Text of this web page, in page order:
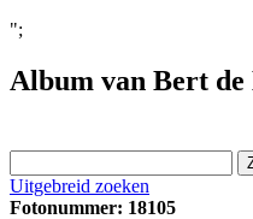
";
Album van Bert de
Uitgebreid zoeken
Fotonummer: 18105